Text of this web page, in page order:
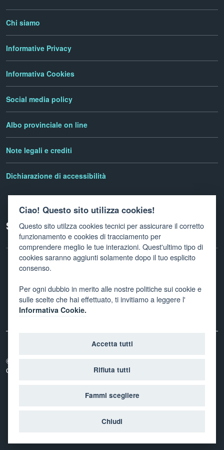
Chi siamo
Informative Privacy
Informativa Cookies
Social media policy
Albo provinciale on line
Note legali e crediti
Dichiarazione di accessibilità
Seguici su
Facebook
© 2026
coesione sociale
Ciao! Questo sito utilizza cookies!
Questo sito utilzza cookies tecnici per assicurare il corretto
funzionamento e cookies di tracciamento per
comprendere meglio le tue interazioni. Quest'ultimo tipo di
cookies saranno aggiunti solamente dopo il tuo esplicito
consenso.
Per ogni dubbio in merito alle nostre politiche sui cookie e
sulle scelte che hai effettuato, ti invitiamo a leggere l'
Informativa Cookie.
Accetta tutti
Rifiuta tutti
Fammi scegliere
Chiudi